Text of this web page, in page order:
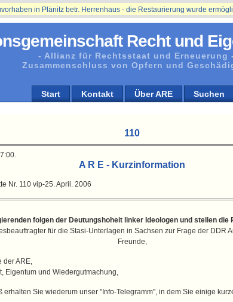
Recht und
- Allianz für Rechtsstaat und Erneuerung -
Zusammenschluss von Opfern und
Start Kontakt Über ARE Suchen
in Plänitz betr. Herrenhaus - die Restaurierung wurde ermöglicht
110
A R E - Kurzinformation
Nr. 110 vip-25. April. 2006
folgen der Deutungshoheit linker Ideologen und stellen
für die Stasi-Unterlagen in Sachsen zur Frage der DDR
Freunde,
der ARE,
Eigentum und Wiedergutmachung,
Sie wiederum unser "Info-Telegramm", in dem Sie einige